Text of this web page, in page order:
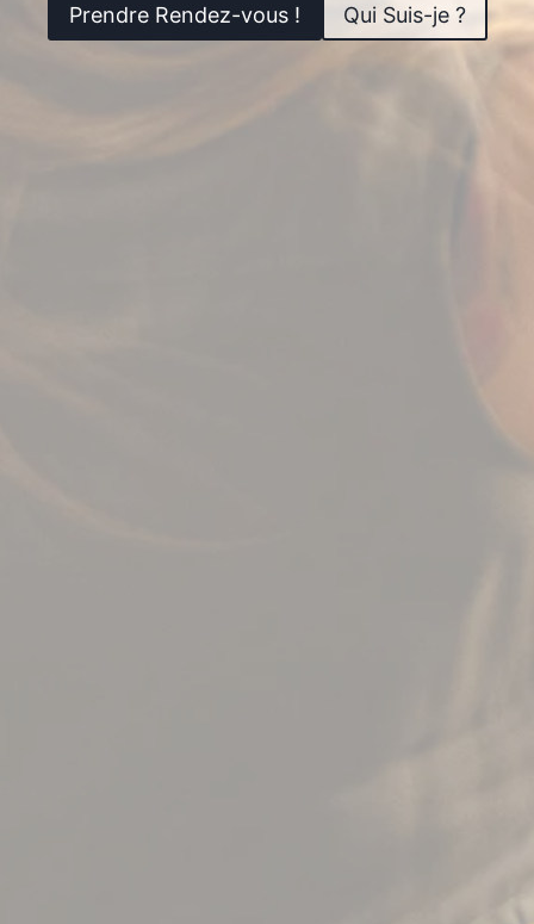
Prendre Rendez-vous ! Qui Suis-je ?